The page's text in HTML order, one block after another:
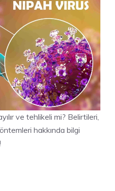
ve tehlikeli mi? Belirtileri,
hakkında bilgi